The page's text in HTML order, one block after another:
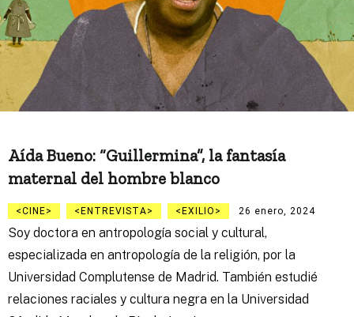
Aída Bueno: “Guillermina”, la fantasía
maternal del hombre blanco
CINE ENTREVISTA EXILIO 26 enero, 2024
Soy doctora en antropología social y cultural,
especializada en antropología de la religión, por la
Universidad Complutense de Madrid. También estudié
relaciones raciales y cultura negra en la Universidad